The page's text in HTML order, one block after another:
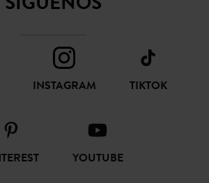
INSTAGRAM TIKTOK
YOUTUBE